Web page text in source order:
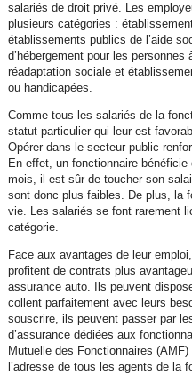
salariés de droit privé. Les
plusieurs catégories :
établissements publics de l’aide
d’hébergement pour les
réadaptation sociale et
ou handicapées.
Comme tous les salariés de la
statut particulier qui leur est
Opérer dans le secteur public
En effet, un fonctionnaire
mois, il est sûr de toucher son
sont donc plus faibles. De plus, la
vie. Les salariés se font rarement
catégorie.
Face aux avantages de leur
profitent de contrats plus
assurance auto. Ils peuvent
collent parfaitement avec leurs
souscrire, ils peuvent passer par
d’assurance dédiées aux
Mutuelle des Fonctionnaires
l’adresse de tous les agents de la